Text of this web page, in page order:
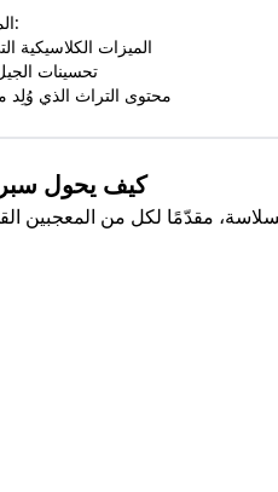
الميزات النهائية في سبراكي المعاد تصميمه:
الميزات الكلاسيكية
تحسينات
محتوى التراث الذي
كيف يحول